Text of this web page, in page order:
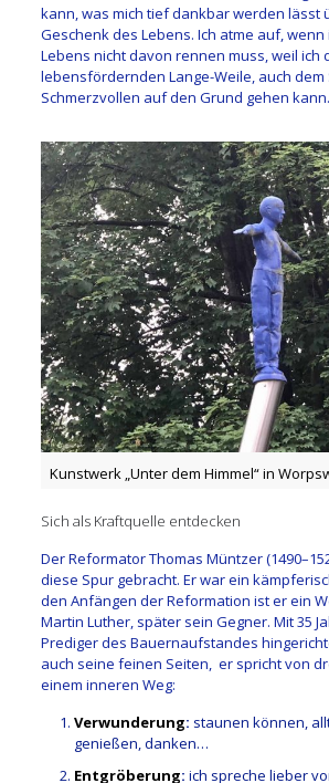
kann, was mich tief dankbar werden lässt
Geschenk des Lebens. Ich atme auf,
Lebens nicht davon rennen muss, weil ich
lebensfördernden Lange-Weile, auch dem
Schmerzvollen auf den Grund gehen kann.
Kunstwerk „Unter dem Himmel“ in
Sich als Kraftquelle entdecken
Der Reformator Thomas Müntzer
diese Spur gebracht. Er war ein
den Anfängen der Reformation ist er ein
Martin Luther, später sein Gegner. Mit 35
Prediger des Bauernaufstandes
auch seine feinen Seiten, er spricht von
einem inneren Weg:
Verwunderung: staunen können,
genießen, danken…
Entgröberung: ich spreche lieber